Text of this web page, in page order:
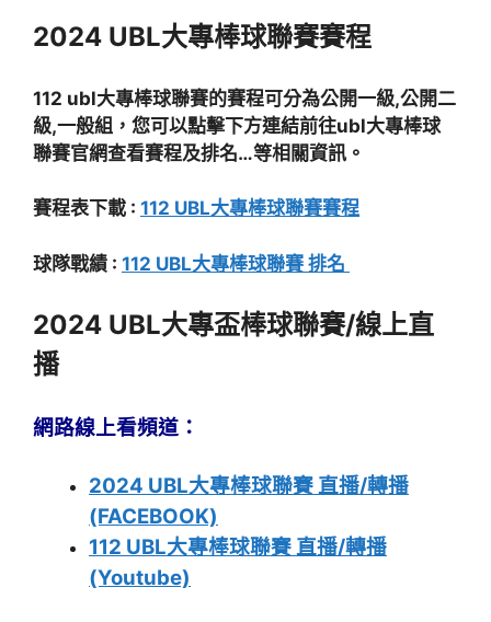
2024 UBL大專棒球聯賽賽程
112 ubl大專棒球聯賽的賽程可分為公開一級,公開二
級,一般組，您可以點擊下方連結前往ubl大專棒球
聯賽官網查看賽程及排名…等相關資訊。
賽程表下載 : 112 UBL大專棒球聯賽賽程
球隊戰績 : 112 UBL大專棒球聯賽 排名
2024 UBL大專盃棒球聯賽/線上直
播
網路線上看頻道：
2024 UBL大專棒球聯賽 直播/轉播
(FACEBOOK)
112 UBL大專棒球聯賽 直播/轉播
(Youtube)